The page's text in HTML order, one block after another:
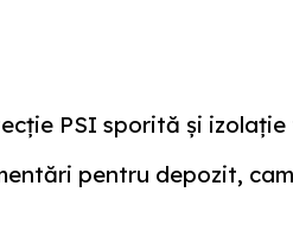
PSI sporită și
pentru depozit,